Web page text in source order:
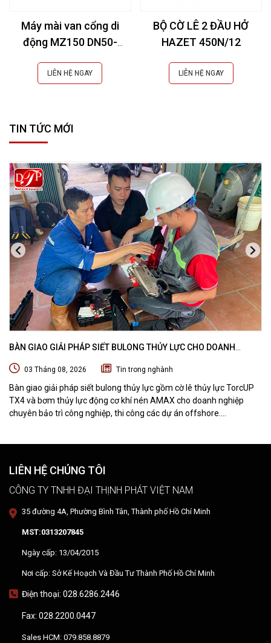
Máy mài van cổng di
động MZ150 DN50-
LIÊN HỆ NGAY
BỘ CỜ LÊ 2 ĐẦU HỞ
HAZET 450N/12
LIÊN HỆ NGAY
TIN TỨC MỚI
BÀN GIAO GIẢI PHÁP SIẾT BULONG THỦY LỰC CHO DOANH
03 Tháng 08, 2026 Tin trong nghành
Bàn giao giải pháp siết bulong thủy lực gồm cờ lê thủy lực TorcUP
TX4 và bơm thủy lực động cơ khí nén AMAX cho doanh nghiệp
chuyên bảo trì công nghiệp, thi công các dự án offshore.
LIÊN HỆ CHÚNG TÔI
CÔNG TY TNHH ĐẠI THỊNH PHÁT VIỆT NAM
35 đường 4A, Phường Bình Tân, Thành phố Hồ Chí Minh
MST:0313207845
Ngày cấp: 13/04/2015
Nơi cấp: Sở Kế Hoạch Và Đầu Tư Thành Phố Hồ Chí Minh
Điện thoại: 028.6286.2446
Fax: 028.2200.0447
Sales HCM: 079.858.8879